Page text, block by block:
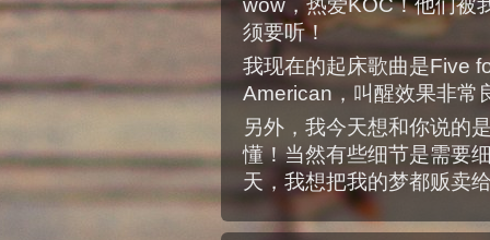
wow，热爱KOC！他们被
须要听！
我现在的起床歌曲是Five
American，叫醒效果非常
另外，我今天想和你说的
懂！当然有些细节是需要
天，我想把我的梦都贩卖